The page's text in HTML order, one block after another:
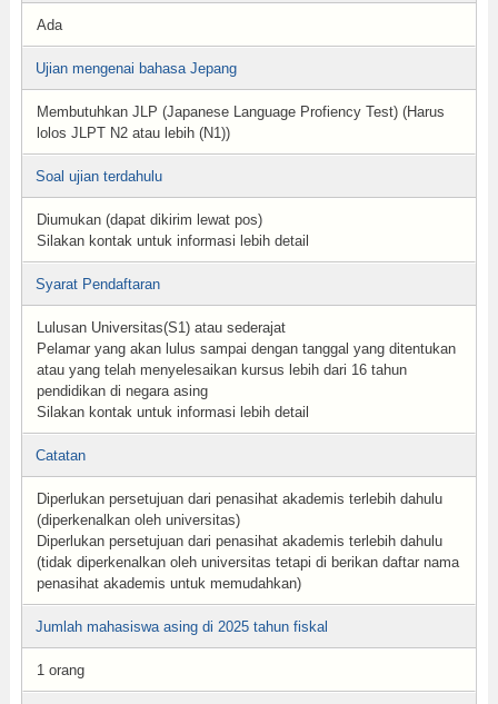
Ada
Ujian mengenai bahasa Jepang
Membutuhkan JLP (Japanese Language Profiency Test) (Harus
lolos JLPT N2 atau lebih (N1))
Soal ujian terdahulu
Diumukan (dapat dikirim lewat pos)
Silakan kontak untuk informasi lebih detail
Syarat Pendaftaran
Lulusan Universitas(S1) atau sederajat
Pelamar yang akan lulus sampai dengan tanggal yang ditentukan
atau yang telah menyelesaikan kursus lebih dari 16 tahun
pendidikan di negara asing
Silakan kontak untuk informasi lebih detail
Catatan
Diperlukan persetujuan dari penasihat akademis terlebih dahulu
(diperkenalkan oleh universitas)
Diperlukan persetujuan dari penasihat akademis terlebih dahulu
(tidak diperkenalkan oleh universitas tetapi di berikan daftar nama
penasihat akademis untuk memudahkan)
Jumlah mahasiswa asing di 2025 tahun fiskal
1 orang